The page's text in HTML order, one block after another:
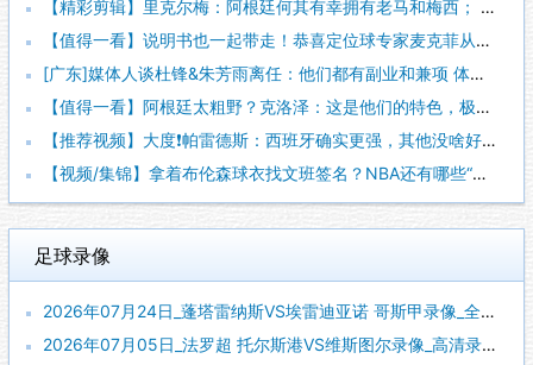
【精彩剪辑】里克尔梅：阿根廷何其有幸拥有老马和梅西； 体力充
【值得一看】说明书也一起带走！恭喜定位球专家麦克菲从维拉转投
[广东]媒体人谈杜锋&朱芳雨离任：他们都有副业和兼项 体育唯
【值得一看】阿根廷太粗野？克洛泽：这是他们的特色，极其强调对
【推荐视频】大度❗️帕雷德斯：西班牙确实更强，其他没啥好辟谣
【视频/集锦】拿着布伦森球衣找文班签名？NBA还有哪些“贴脸
足球录像
2026年07月24日_蓬塔雷纳斯VS埃雷迪亚诺 哥斯甲录像_全场录像【视频集锦】
2026年07月05日_法罗超 托尔斯港VS维斯图尔录像_高清录像【全场回放】